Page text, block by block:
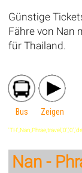
Günstige
Fähre von Nan
für Thailand.
Bus Zeigen
Nan -